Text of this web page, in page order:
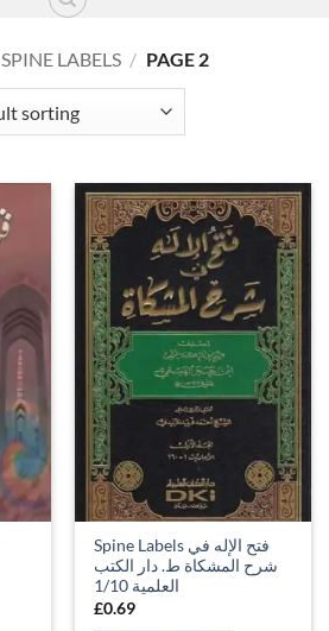
SPINE LABELS / PAGE 2
Spine Labels فتح الإله في
شرح المشكاة ط. دار الكتب
العلمية 1/10
£0.69